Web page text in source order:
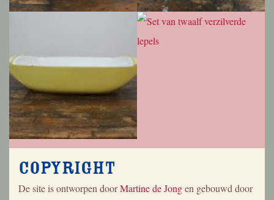
Copyright
De site is ontworpen doorMartine de Jongen gebouwd door